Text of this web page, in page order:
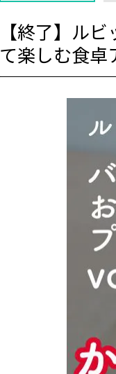
【終了】ル
て楽しむ食卓